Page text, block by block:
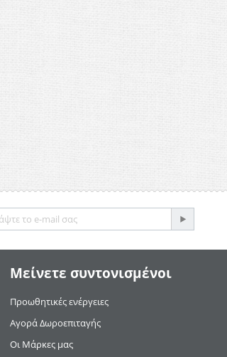
Μείνετε συντονισμένοι
Προωθητικές ενέργειες
Αγορά Δωροεπιταγής
Οι Μάρκες μας